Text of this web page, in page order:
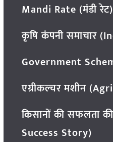
Mandi Rate (मंडी रेट)
कृषि कंपनी समाचार
Government
एग्रीकल्चर मशीन
किसानों की सफलता
Success Story)